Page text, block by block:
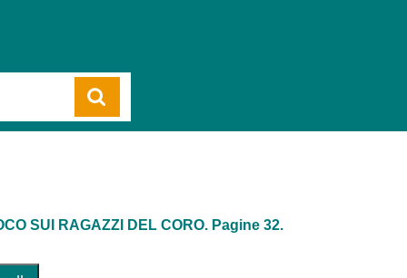
SUI RAGAZZI DEL CORO. Pagine 32.
SUI RAGAZZI DEL CORO. Pagine 32. quantità